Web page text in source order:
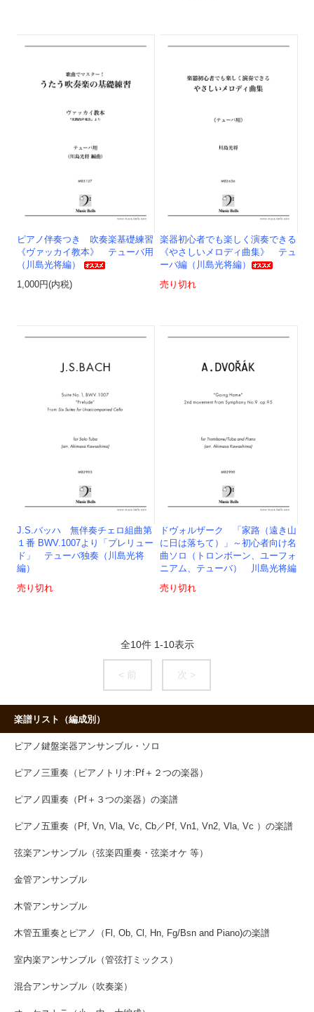
ピアノ伴奏つき 吹奏楽基礎練習
《ヴァッカイ教本》 テューバ用
（川島光将編）
1,000円(内税)
楽器初心者でも楽しく演奏できる
《やさしいメロディ曲集》 テュ
ーバ編（川島光将編）
売り切れ
J.S.バッハ 無伴奏チェロ組曲第
１番 BWV.1007より「プレリュー
ド」 テューバ独奏（川島光将
編）
売り切れ
ドヴォルザーク 「家路（遠き山
に日は落ちて）」～初心者向け名
曲ソロ（トロンボーン、ユーフォ
ニアム、テューバ） 川島光将編
売り切れ
全10件 1-10表示
< 前 次 >
楽譜リスト（編成別）
ピアノ鍵盤楽器アンサンブル・ソロ
ピアノ三重奏（ピアノトリオ:Pf＋２つの楽器）
ピアノ四重奏（Pf＋３つの楽器）の楽譜
ピアノ五重奏（Pf, Vn, Vla, Vc, Cb／Pf, Vn1, Vn2, Vla, Vc ）の楽譜
弦楽アンサンブル（弦楽四重奏・弦楽オケ 等）
金管アンサンブル
木管アンサンブル
木管五重奏とピアノ（Fl, Ob, Cl, Hn, Fg/Bsn and Piano)の楽譜
室内楽アンサンブル（管弦打ミックス）
混合アンサンブル（吹奏楽）